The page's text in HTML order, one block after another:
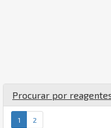
Procurar por
1 2